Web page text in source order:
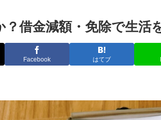
？借金減額・免除で生活
Facebook はてブ